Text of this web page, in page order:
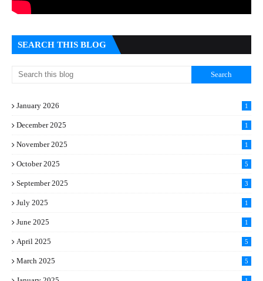
SEARCH THIS BLOG
January 2026 1
December 2025 1
November 2025 1
October 2025 5
September 2025 3
July 2025 1
June 2025 1
April 2025 5
March 2025 5